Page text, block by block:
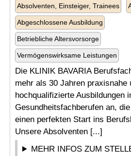
Absolventen, Einsteiger, Trainees
Abgeschlossene Ausbildung
Betriebliche Altersvorsorge
Vermögenswirksame Leistungen
Die KLINIK BAVARIA
mehr als 30 Jahren praxisnahe
hochqualifizierte Ausbildungen
Gesundheitsfachberufen an,
einen perfekten Start ins
Unsere Absolventen [...]
MEHR INFOS ZUM